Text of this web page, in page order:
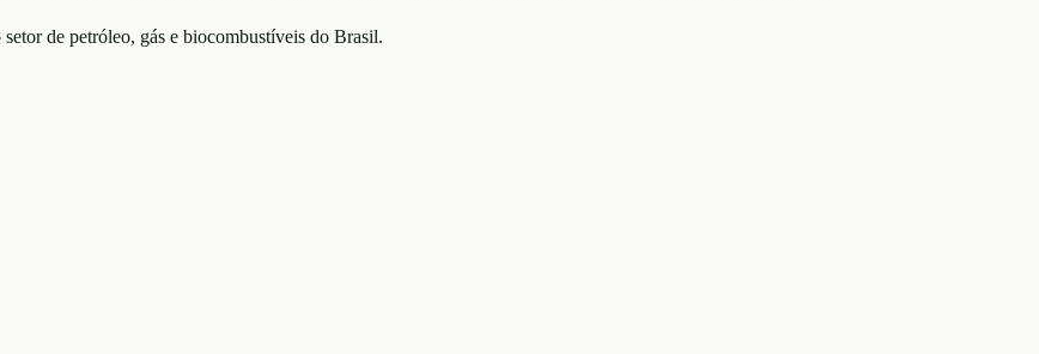
de petróleo, gás e biocombustíveis do Brasil.